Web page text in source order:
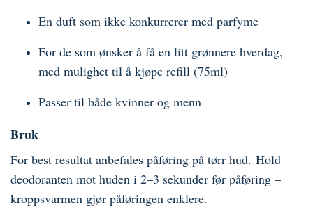
En duft som ikke konkurrerer med parfyme
For de som ønsker å få en litt grønnere hverdag,
med mulighet til å kjøpe refill (75ml)
Passer til både kvinner og menn
Bruk
For best resultat anbefales påføring på tørr hud. Hold
deodoranten mot huden i 2–3 sekunder før påføring –
kroppsvarmen gjør påføringen enklere.